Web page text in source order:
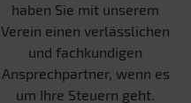
haben Sie mit unserem
Verein einen verlässlichen
und fachkundigen
Ansprechpartner, wenn es
um Ihre Steuern geht.